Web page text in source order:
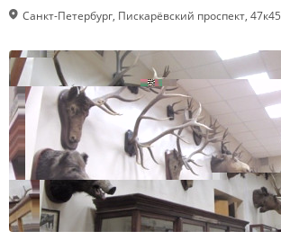
Санкт-Петербург, Пискарёвский проспект, 47к45